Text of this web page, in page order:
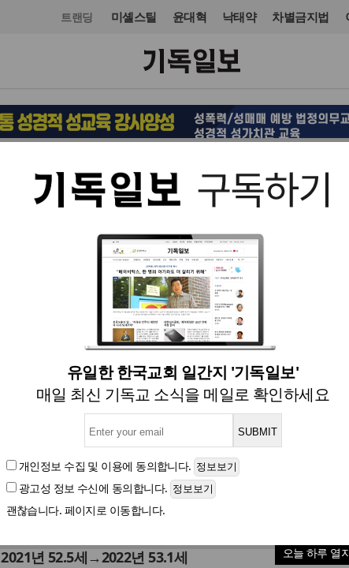
트랜딩 미셸스틸 윤대혁 낙태약 차별금지법
유일한 한국교회 일간지 '기독일보'
매일 최신 기독교 소식을 메일로 확인하세요
개인정보 수집 및 이용에 동의합니다.
광고성 정보 수신에 동의합니다.
괜찮습니다. 페이지로 이동합니다.
오늘 하루 열
선교 입력 2023. 02. 21 18:01
국 22,204명… “평균연령
‘2022년 한국선교현황 통계조사 발표회’ 21일 열려
넘고, 30대 이하는 8% 안 돼
년 52.5세→2022년 53.1세